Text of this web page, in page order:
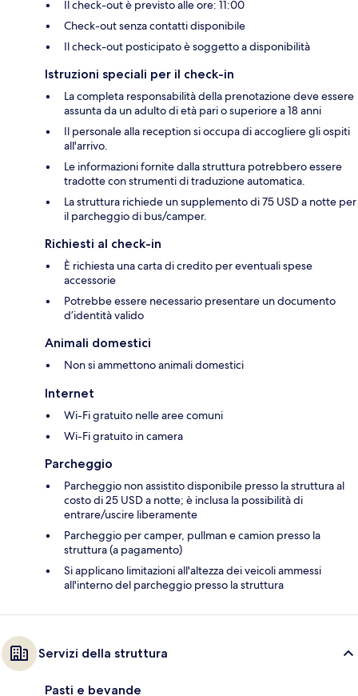
Il check-out è previsto alle ore: 11:00
Check-out senza contatti disponibile
Il check-out posticipato è soggetto a disponibilità
Istruzioni speciali per il check-in
La completa responsabilità della prenotazione deve essere
assunta da un adulto di età pari o superiore a 18 anni
Il personale alla reception si occupa di accogliere gli ospiti
all'arrivo.
Le informazioni fornite dalla struttura potrebbero essere
tradotte con strumenti di traduzione automatica.
La struttura richiede un supplemento di 75 USD a notte per
il parcheggio di bus/camper.
Richiesti al check-in
È richiesta una carta di credito per eventuali spese
accessorie
Potrebbe essere necessario presentare un documento
d’identità valido
Animali domestici
Non si ammettono animali domestici
Internet
Wi-Fi gratuito nelle aree comuni
Wi-Fi gratuito in camera
Parcheggio
Parcheggio non assistito disponibile presso la struttura al
costo di 25 USD a notte; è inclusa la possibilità di
entrare/uscire liberamente
Parcheggio per camper, pullman e camion presso la
struttura (a pagamento)
Si applicano limitazioni all'altezza dei veicoli ammessi
all'interno del parcheggio presso la struttura
Servizi della struttura
Pasti e bevande